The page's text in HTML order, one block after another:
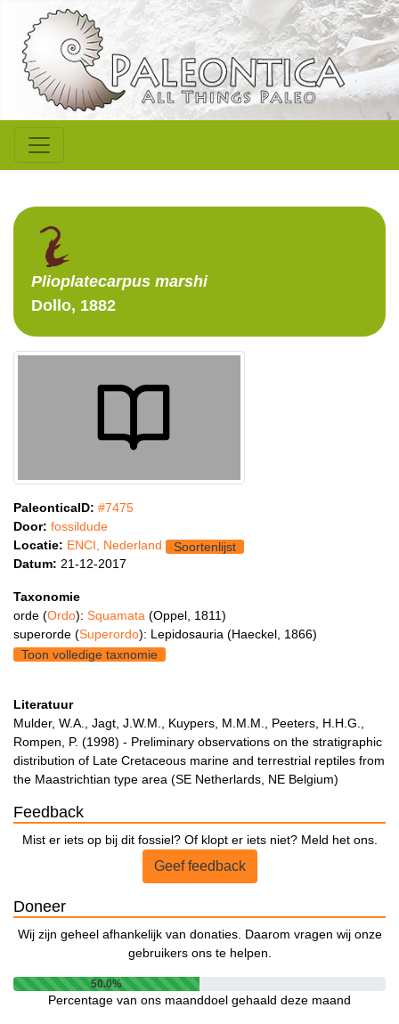
Plioplatecarpus marshi
Dollo, 1882
PaleonticaID: #7475
Door: fossildude
Locatie: ENCI, Nederland
Soortenlijst
Datum: 21-12-2017
Taxonomie
orde (Ordo): Squamata (Oppel, 1811)
superorde (Superordo): Lepidosauria (Haeckel, 1866)
Toon volledige taxnomie
Literatuur
Mulder, W.A., Jagt, J.W.M., Kuypers, M.M.M., Peeters, H.H.G.,
Rompen, P. (1998) - Preliminary observations on the stratigraphic
distribution of Late Cretaceous marine and terrestrial reptiles from
the Maastrichtian type area (SE Netherlards, NE Belgium)
Feedback
Mist er iets op bij dit fossiel? Of klopt er iets niet? Meld het ons.
Geef feedback
Doneer
Wij zijn geheel afhankelijk van donaties. Daarom vragen wij onze
gebruikers ons te helpen.
50.0%
Percentage van ons maanddoel gehaald deze maand